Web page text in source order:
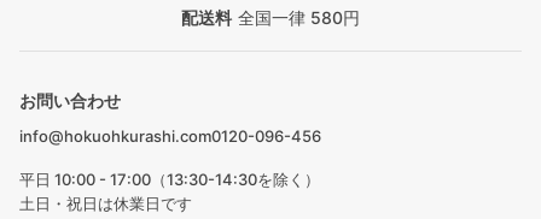
配送料 全国一律 580円
お問い合わせ
info@hokuohkurashi.com0120-096-456
平日 10:00 - 17:00（13:30-14:30を除く）
土日・祝日は休業日です